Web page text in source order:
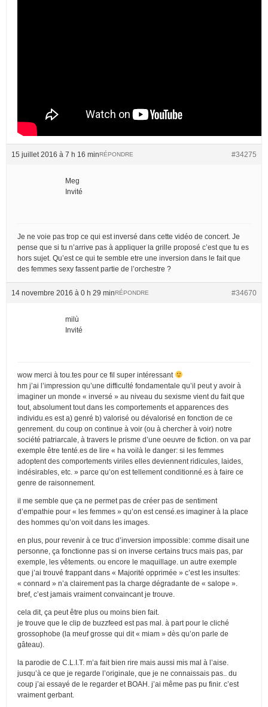
15 juillet 2016 à 7 h 16 min #34275
RÉPONDRE
Meg
Invité
Je ne voie pas trop ce qui est inversé dans cette vidéo de concert. Je
pense que si tu n’arrive pas à appliquer la grille proposé c’est que tu es
hors sujet. Qu’est ce qui te semble etre une inversion dans le fait que
des femmes sexy fassent partie de l’orchestre ?
14 novembre 2016 à 0 h 29 min #34670
RÉPONDRE
milù
Invité
wow merci à tou.tes pour ce fil super intéressant
hm j’ai l’impression qu’une difficulté fondamentale qu’il peut y avoir à
imaginer un monde « inversé » au niveau du sexisme vient du fait que
tout, absolument tout dans les comportements et apparences des
individu.es est a) genré b) valorisé ou dévalorisé en fonction de ce
genrement. du coup on continue à voir (ou à chercher à voir) notre
société patriarcale, à travers le prisme d’une oeuvre de fiction. on va par
exemple être tenté.es de lire « ha voilà le danger: si les femmes
adoptent des comportements viriles elles deviennent ridicules, laides,
indésirables, etc. » parce qu’on est tellement conditionné.es à faire ce
genre de raisonnement.
il me semble que ça ne permet pas de créer pas de sentiment
d’empathie pour « les femmes » qu’on est censé.es imaginer à la place
des hommes qu’on voit dans les images.
en plus, pour revenir à ce truc d’inversion impossible: comme disait une
personne, ça fonctionne pas si on inverse certains trucs mais pas, par
exemple, les vêtements. ou encore le maquillage. un autre exemple
que j’ai trouvé frappant dans « Majorité opprimée » c’est les insultes:
« connard » n’a clairement pas la charge dégradante de « salope ».
bref, c’est jamais vraiment convaincant je trouve.
cela dit, ça peut être plus ou moins bien fait.
je trouve que le clip de buzzfeed est pas mal. à part pour le cliché
grossophobe (la meuf grosse qui dit « miam » dès qu’on parle de
gâteau).
la parodie de C.L.I.T. m’a fait bien rire mais aussi mis mal à l’aise.
jusqu’à ce que je regarde l’originale, que je ne connaissais pas.. du
coup j’ai essayé de le regarder et BOAH. j’ai même pas pu finir. c’est
vraiment gerbant.